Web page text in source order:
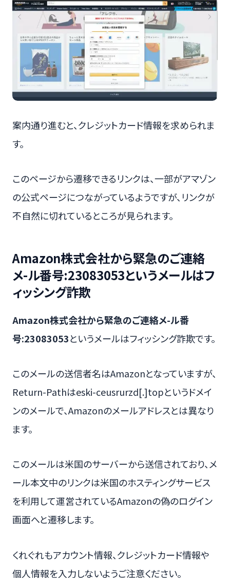
案内通り進むと、クレジットカード情報を求められま
す。
このページから遷移できるリンクは、一部がアマゾン
の公式ページにつながっているようですが、リンクが
不自然に切れているところが見られます。
Amazon株式会社から緊急のご連絡
メ-ル番号:23083053というメールはフ
ィッシング詐欺
Amazon株式会社から緊急のご連絡メ-ル番
号:23083053というメールはフィッシング詐欺です。
このメールの送信者名はAmazonとなっていますが、
Return-Pathはeski-ceusrurzd[.]topというドメイ
ンのメールで、Amazonのメールアドレスとは異なり
ます。
このメールは米国のサーバーから送信されており、メ
ール本文中のリンクは米国のホスティングサービス
を利用して運営されているAmazonの偽のログイン
画面へと遷移します。
くれぐれもアカウント情報、クレジットカード情報や
個人情報を入力しないようご注意ください。